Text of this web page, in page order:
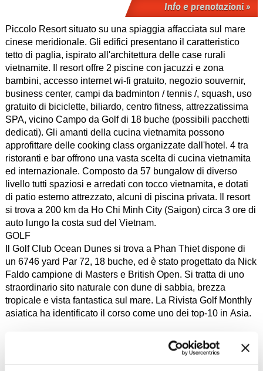
Info e prenotazioni »
Piccolo Resort situato su una spiaggia affacciata sul mare
cinese meridionale. Gli edifici presentano il caratteristico
tetto di paglia, ispirato all'architettura delle case rurali
vietnamite. Il resort offre 2 piscine con jacuzzi e zona
bambini, accesso internet wi-fi gratuito, negozio souvernir,
business center, campi da badminton / tennis /, squash, uso
gratuito di biciclette, biliardo, centro fitness, attrezzatissima
SPA, vicino Campo da Golf di 18 buche (possibili pacchetti
dedicati). Gli amanti della cucina vietnamita possono
approfittare delle cooking class organizzate dall'hotel. 4 tra
ristoranti e bar offrono una vasta scelta di cucina vietnamita
ed internazionale. Composto da 57 bungalow di diverso
livello tutti spaziosi e arredati con tocco vietnamita, e dotati
di patio esterno attrezzato, alcuni di piscina privata. Il resort
si trova a 200 km da Ho Chi Minh City (Saigon) circa 3 ore di
auto lungo la costa sud del Vietnam.
GOLF
Il Golf Club Ocean Dunes si trova a Phan Thiet dispone di
un 6746 yard Par 72, 18 buche, ed è stato progettato da Nick
Faldo campione di Masters e British Open. Si tratta di uno
straordinario sito naturale con dune di sabbia, brezza
tropicale e vista fantastica sul mare. La Rivista Golf Monthly
asiatica ha identificato il corso come uno dei top-10 in Asia.